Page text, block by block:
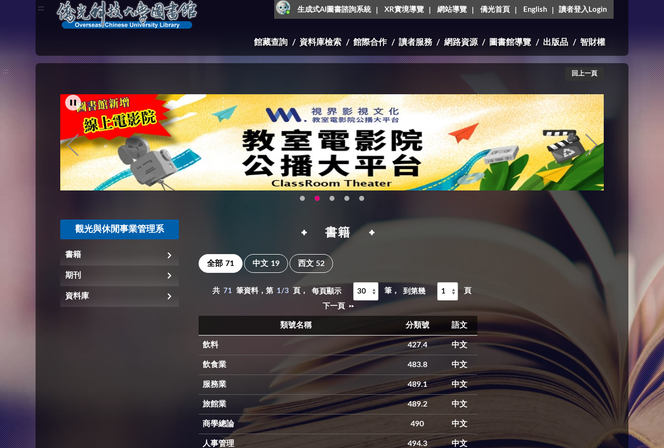
::: 生成式AI圖書諮詢系統 XR實境導覽 網站導覽 僑光首頁 English 讀者登入Login
館藏查詢 資料庫檢索 館際合作 讀者服務 網路資源 圖書館導覽 出版品 智財權
::: 回上一頁
觀光與休閒事業管理系
書籍
期刊
資料庫
書籍
全部 71 中文 19 西文 52
共 71 筆資料，第 1/3 頁， 每頁顯示 筆， 到第幾 頁
下一頁
類號名稱 分類號 語文
飲料 427.4 中文
飲食業 483.8 中文
服務業 489.1 中文
旅館業 489.2 中文
商學總論 490 中文
人事管理 494.3 中文